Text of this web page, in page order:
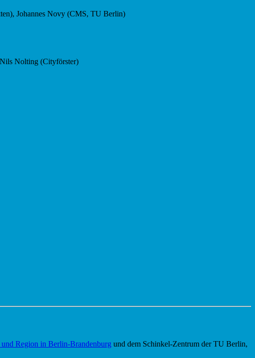
Johannes Novy (CMS, TU Berlin)
Nolting (Cityförster)
Region in Berlin-Brandenburg und dem Schinkel-Zentrum der TU Berlin,